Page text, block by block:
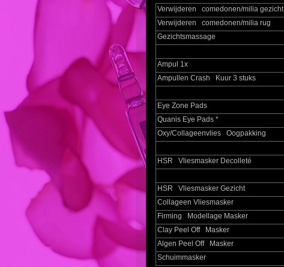
Verwijderen comedonen/milia gezicht
Verwijderen comedonen/milia rug
Gezichtsmassage
Ampul 1x
Ampullen Crash Kuur 3 stuks
Eye Zone Pads
Quanis Eye Pads *
Oxy/Collageenvlies Oogpakking
HSR Vliesmasker Decolleté
HSR Vliesmasker Gezicht
Collageen Vliesmasker
Firming Modellage Masker
Clay Peel Off Masker
Algen Peel Off Masker
Schuimmasker